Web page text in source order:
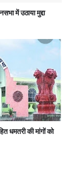
में उठाया मुद्दा
धमतरी की मांगों को